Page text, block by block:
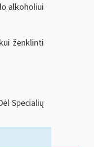
alkoholiui
ženklinti
Specialių